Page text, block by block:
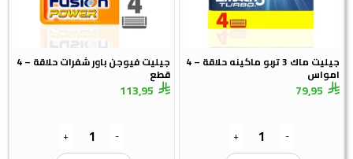
جيليت ماك 3 تربو ماكينه حلاقة – 4
امواس
79,95
-
+
جيليت فيوجن باور شفرات حلاقة – 4
قطع
113,95
-
+